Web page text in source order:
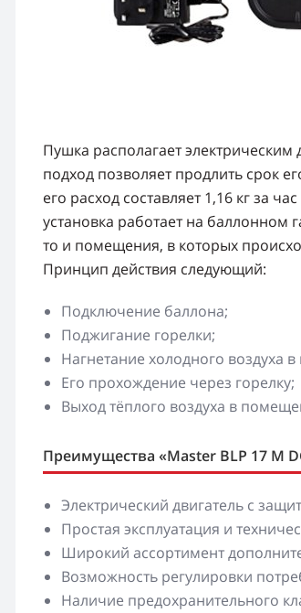
Пушка располагает
подход позволяет продлить срок
его расход составляет 1,16 кг за
установка работает на баллонном
то и помещения, в которых
Принцип действия следующий:
Подключение баллона;
Поджигание горелки;
Нагнетание холодного воздуха в
Его прохождение через горелку;
Выход тёплого воздуха в
Преимущества «Master BLP 17 M
Электрический двигатель с
Простая эксплуатация и
Широкий ассортимент
Возможность регулировки
Наличие предохранительного